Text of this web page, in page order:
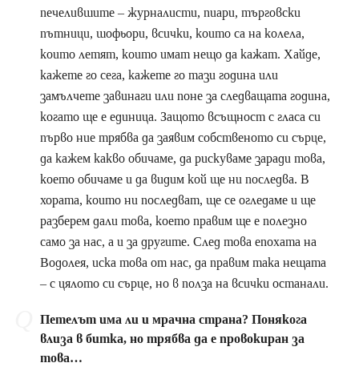
печелившите – журналисти, пиари, търговски
пътници, шофьори, всички, които са на колела,
които летят, които имат нещо да кажат. Хайде,
кажете го сега, кажете го тази година или
замълчете завинаги или поне за следващата година,
когато ще е единица. Защото всъщност с гласа си
първо ние трябва да заявим собственото си сърце,
да кажем какво обичаме, да рискуваме заради това,
което обичаме и да видим кой ще ни последва. В
хората, които ни последват, ще се огледаме и ще
разберем дали това, което правим ще е полезно
само за нас, а и за другите. След това епохата на
Водолея, иска това от нас, да правим така нещата
– с цялото си сърце, но в полза на всички останали.
Петелът има ли и мрачна страна? Понякога
влиза в битка, но трябва да е провокиран за
това…